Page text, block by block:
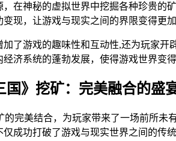
，在神秘的虚拟世界中挖掘各种珍贵
现，让游戏与现实之间的界限变得更加
了游戏的趣味性和互动性,还为玩家
济系统的蓬勃发展，使得游戏世界变
国》挖矿：完美融合的盛
的完美结合，为玩家带来了一场前所
成功打破了游戏与现实世界之间的传